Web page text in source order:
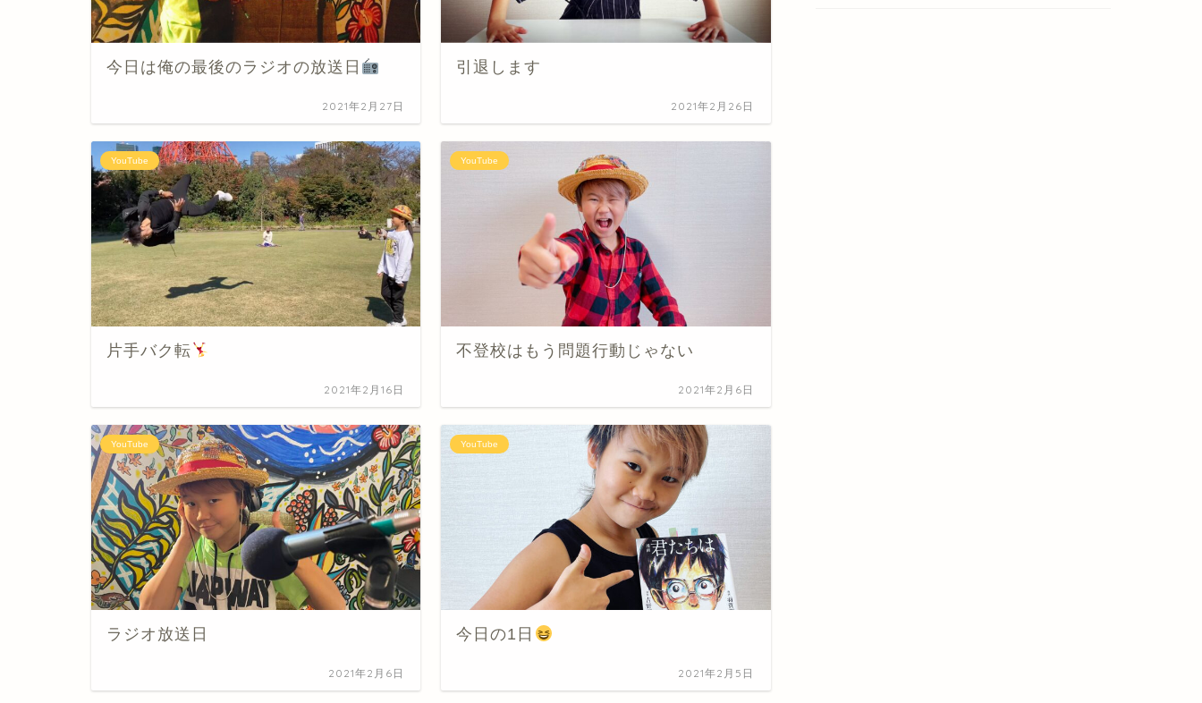
今日は俺の最後のラジオの放送日
2021年2月27日
引退します
2021年2月26日
YouTube
片手バク転
2021年2月16日
YouTube
不登校はもう問題行動じゃない
2021年2月6日
YouTube
ラジオ放送日
2021年2月6日
YouTube
今日の1日
2021年2月5日